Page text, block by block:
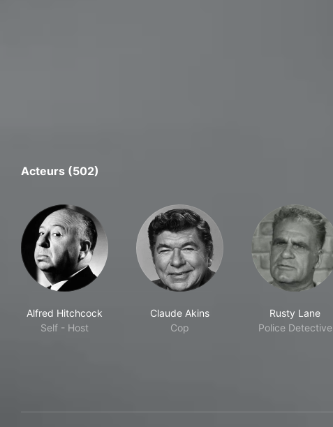
Acteurs (502)
Alfred Hitchcock
Self - Host
Claude Akins
Cop
Rusty Lane
Police Detective